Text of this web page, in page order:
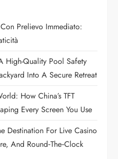
Prelievo Immediato:
High-Quality Pool Safety
Into A Secure Retreat
How China’s TFT
Every Screen You Use
Destination For Live Casino
And Round‑the‑Clock